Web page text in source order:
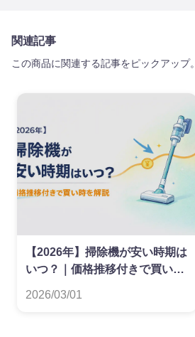
関連記事
この商品に関連する記事をピックアップ。
【2026年】掃除機が安い時期は
いつ？｜価格推移付きで買い時
2026/03/01